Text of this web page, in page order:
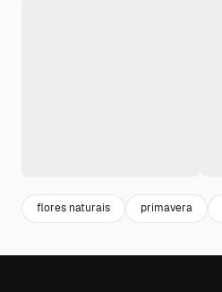
flores naturais primavera